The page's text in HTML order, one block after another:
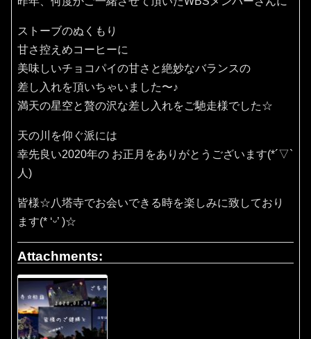
ストーブのぬくもり
甘さ控えめコーヒーに
美味しいチョコパイの甘さと絶妙なバランスの
差し入れを頂いちゃいました〜♪
満天の星空と贅の沢な差し入れをご馳走様でした☆
天の川を仰ぐ派には
幸先良い2020年の お正月をありがとうございます(*´▽`
人)
皆様☆八塔寺でお会いできる時を楽しみに致しており
ます(* ‘ᵕ’ )☆
Attachments: